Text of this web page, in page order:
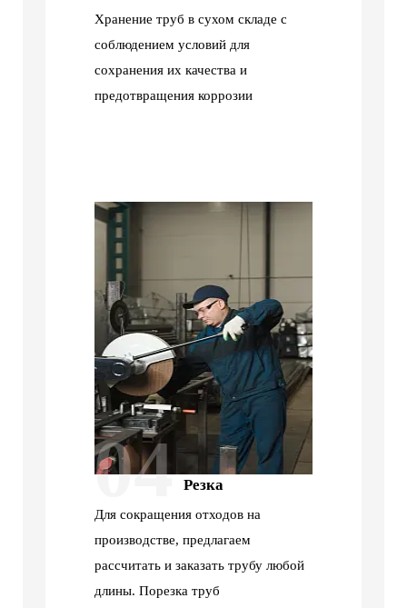
Хранение труб в сухом складе с
соблюдением условий для
сохранения их качества и
предотвращения коррозии
04 Резка
Для сокращения отходов на
производстве, предлагаем
рассчитать и заказать трубу любой
длины. Порезка труб